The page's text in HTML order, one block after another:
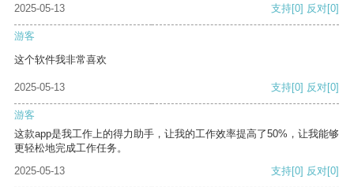
2025-05-13
支持[0] 反对[0]
游客
这个软件我非常喜欢
2025-05-13 支持[0] 反对[0]
游客
这款app是我工作上的得力助手，让我的工作效率提高了50%，让我能够
更轻松地完成工作任务。
2025-05-13
支持[0] 反对[0]